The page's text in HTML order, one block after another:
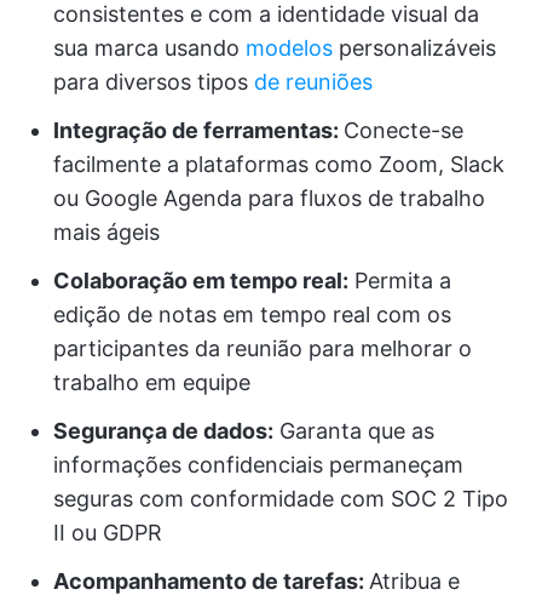
consistentes e com a identidade visual da
sua marca usando modelos personalizáveis
para diversos tipos de reuniões
Integração de ferramentas: Conecte-se
facilmente a plataformas como Zoom, Slack
ou Google Agenda para fluxos de trabalho
mais ágeis
Colaboração em tempo real: Permita a
edição de notas em tempo real com os
participantes da reunião para melhorar o
trabalho em equipe
Segurança de dados: Garanta que as
informações confidenciais permaneçam
seguras com conformidade com SOC 2 Tipo
II ou GDPR
Acompanhamento de tarefas: Atribua e